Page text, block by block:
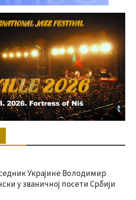
Украјине Володимир
у званичној посети Србији